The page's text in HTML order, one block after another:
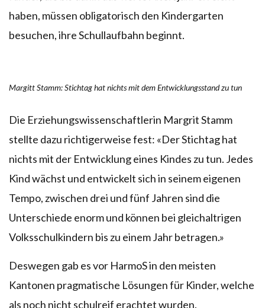
haben, müssen obligatorisch den Kindergarten
besuchen, ihre Schullaufbahn beginnt.
Margitt Stamm: Stichtag hat nichts mit dem Entwicklungsstand zu tun
Die Erziehungswissenschaftlerin Margrit Stamm
stellte dazu richtigerweise fest: «Der Stichtag hat
nichts mit der Entwicklung eines Kindes zu tun. Jedes
Kind wächst und entwickelt sich in seinem eigenen
Tempo, zwischen drei und fünf Jahren sind die
Unterschiede enorm und können bei gleichaltrigen
Volksschulkindern bis zu einem Jahr betragen.»
Deswegen gab es vor HarmoS in den meisten
Kantonen pragmatische Lösungen für Kinder, welche
als noch nicht schulreif erachtet wurden.